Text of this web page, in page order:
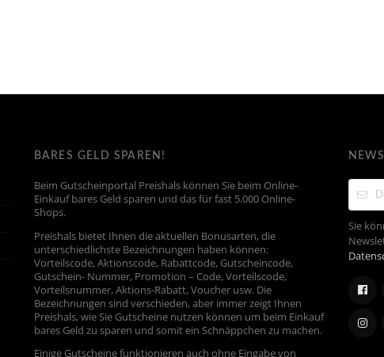
BARES GELD SPAREN!
Beim Gutscheinportal Preishals können Sie beim Online-
Einkauf bares Geld sparen und das für fast 5.000 Online-
Shops.
Preishals bietet Ihnen die aktuellen Bonusarten, die
unterschiedlichste Bezeichnungen haben können:
Vorteilscode, Aktionscode, Rabattcode, Gutscheincode,
Gutschein- Nummer, Promotion – Code, Vorteilscode,
Vorteilsnummer, Aktions-Rabatt, Voucher usw. Die
Bezeichnungen sind verschieden, aber immer zeigt Ihnen
Preishals, wie Sie Gutscheine nutzen können um beim Einkauf
bares Geld zu sparen und somit ein Schnäppchen zu machen.
Einige Gutscheine funktionieren auch ohne Eingabe von
Sie